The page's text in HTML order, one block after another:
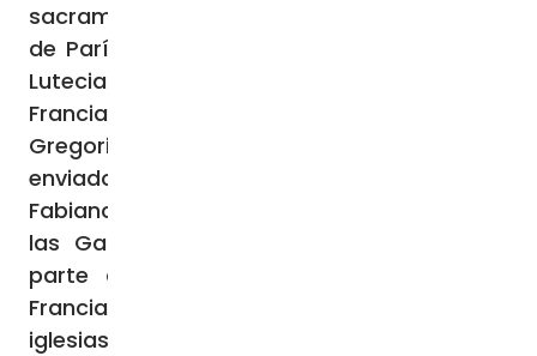
sacramentarios más antiguos. San Dionisio
de París (+272) nació en Italia; falleció en
Lutecia Parisiorum, la actual París,
Francia. Según las relaciones de San
Gregorio de Tours, San Dionisio de París fue
enviado hacia el año 250 por el papa
Fabiano junto con otros seis compañeros a
las Galias, con el fin de evangelizar esa
parte del Imperio Romano. En la actual
Francia, San Dionisio fundó numerosas
iglesias, y fuede cierto el primer obispo de